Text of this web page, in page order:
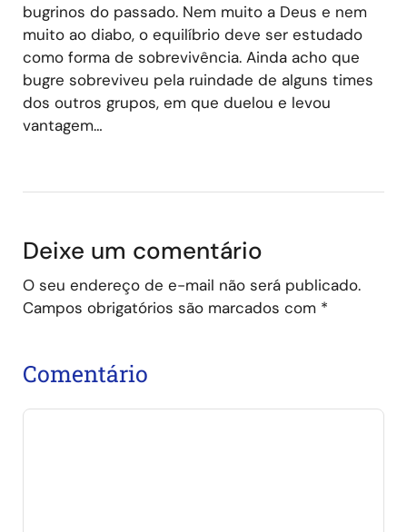
bugrinos do passado. Nem muito a Deus e nem
muito ao diabo, o equilíbrio deve ser estudado
como forma de sobrevivência. Ainda acho que
bugre sobreviveu pela ruindade de alguns times
dos outros grupos, em que duelou e levou
vantagem…
Deixe um comentário
O seu endereço de e-mail não será publicado.
Campos obrigatórios são marcados com *
Comentário